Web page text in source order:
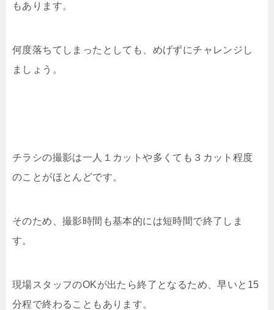
もあります。
何度落ちてしまったとしても、めげずにチャレンジし
ましょう。
チラシの撮影は一人１カットや多くても３カット程度
のことがほとんどです。
そのため、撮影時間も基本的には短時間で終了しま
す。
現場スタッフのOKが出たら終了となるため、早いと15
分程で終わることもあります。